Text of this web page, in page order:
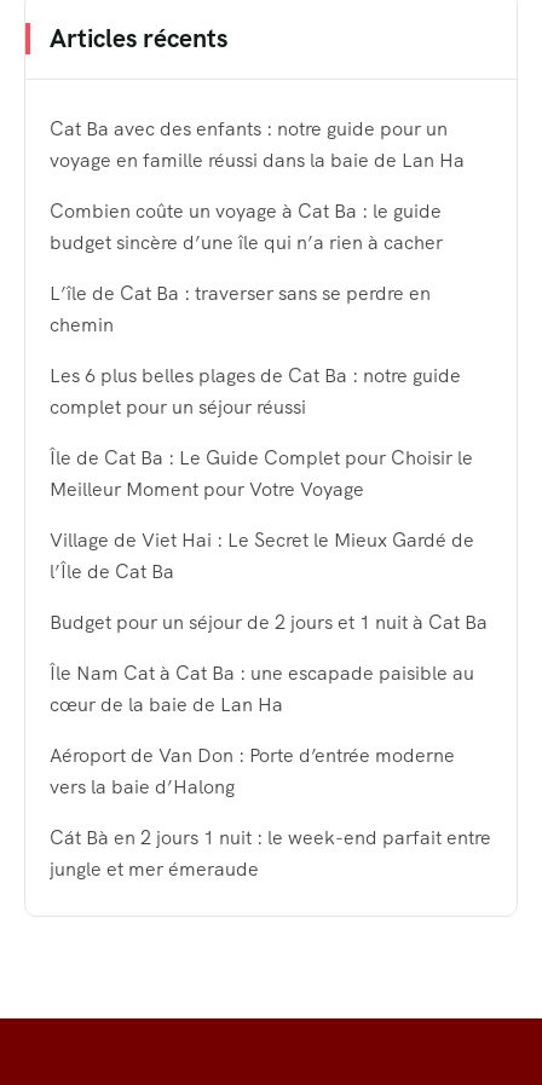
Articles récents
Cat Ba avec des enfants : notre guide pour un
voyage en famille réussi dans la baie de Lan Ha
Combien coûte un voyage à Cat Ba : le guide
budget sincère d’une île qui n’a rien à cacher
L’île de Cat Ba : traverser sans se perdre en
chemin
Les 6 plus belles plages de Cat Ba : notre guide
complet pour un séjour réussi
Île de Cat Ba : Le Guide Complet pour Choisir le
Meilleur Moment pour Votre Voyage
Village de Viet Hai : Le Secret le Mieux Gardé de
l’Île de Cat Ba
Budget pour un séjour de 2 jours et 1 nuit à Cat Ba
Île Nam Cat à Cat Ba : une escapade paisible au
cœur de la baie de Lan Ha
Aéroport de Van Don : Porte d’entrée moderne
vers la baie d’Halong
Cát Bà en 2 jours 1 nuit : le week-end parfait entre
jungle et mer émeraude